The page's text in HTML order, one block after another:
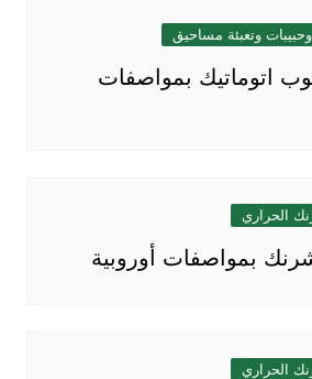
وتعبئة مساحيق
اتوماتيك بمواصفات
الحراري
بمواصفات أوروبية
الحراري